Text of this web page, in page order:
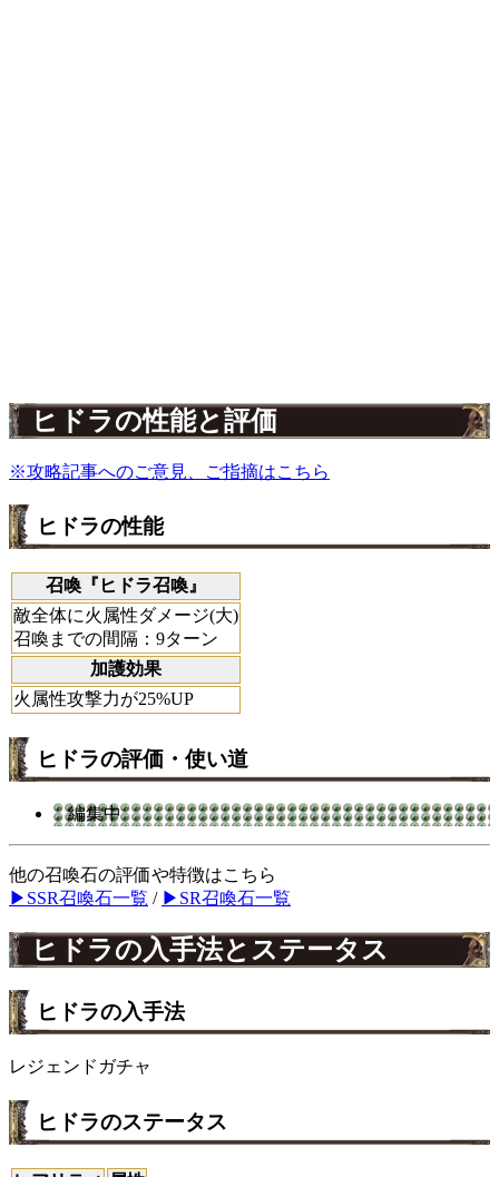
ヒドラの性能と評価
※攻略記事へのご意見、ご指摘はこちら
ヒドラの性能
召喚『ヒドラ召喚』
敵全体に火属性ダメージ(大)
召喚までの間隔：9ターン
加護効果
火属性攻撃力が25%UP
ヒドラの評価・使い道
編集中
他の召喚石の評価や特徴はこちら
▶SSR召喚石一覧 / ▶SR召喚石一覧
ヒドラの入手法とステータス
ヒドラの入手法
レジェンドガチャ
ヒドラのステータス